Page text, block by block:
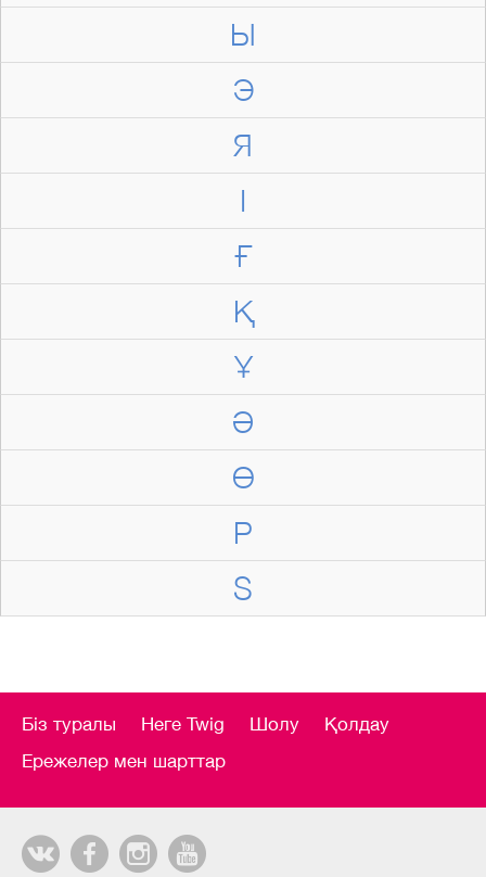
Ы
Э
Я
І
Ғ
Қ
Ұ
Ә
Ө
P
S
Біз туралы Неге Twig Шолу
Қолдау
Ережелер мен шарттар